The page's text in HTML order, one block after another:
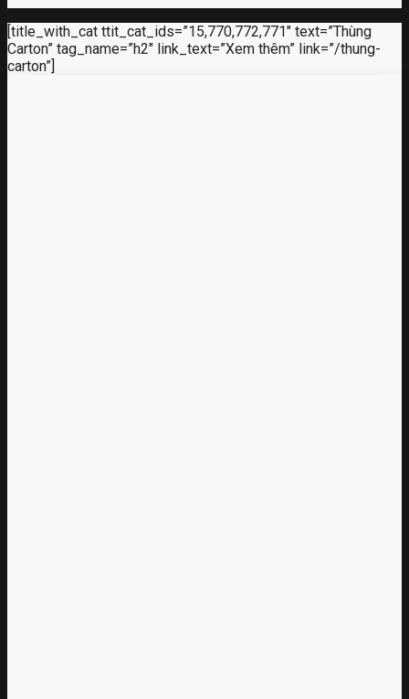
[title_with_cat ttit_cat_ids=”15,770,772,771″ text=”Thùng
Carton” tag_name=”h2″ link_text=”Xem thêm” link=”/thung-
carton”]